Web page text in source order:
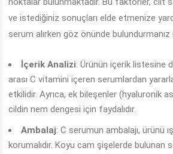
ve istediğiniz sonuçları elde etmenize
serum alırken göz önünde bulundurmanız
İçerik Analizi: Ürünün içerik listesine
arası C vitamini içeren serumlardan
etkilidir. Ayrıca, ek bileşenler (hyaluronik
cildin nem dengesi için faydalıdır.
Ambalaj: C serumun ambalajı, ürünü
korumalıdır. Koyu cam şişelerde bulunan